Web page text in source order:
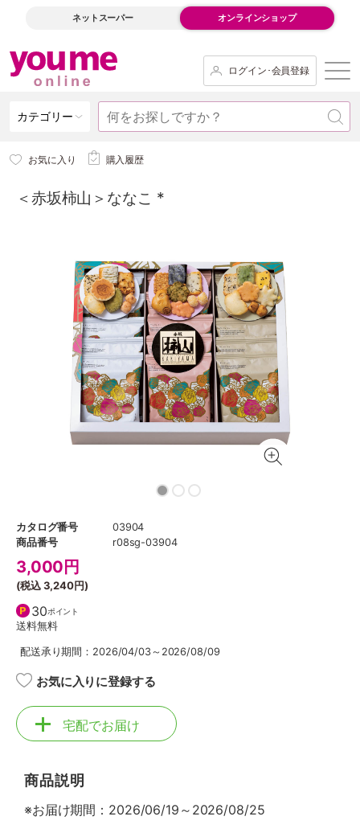
ネットスーパー オンラインショップ
ログイン･会員登録
カテゴリー
お気に入り 購入履歴
＜赤坂柿山＞ななこ *
カタログ番号
03904
商品番号
r08sg-03904
3,000 円
(税込3,240円)
30ポイント
送料無料
配送承り期間：2026/04/03～2026/08/09
お気に入りに登録する
宅配でお届け
商品説明
※お届け期間：2026/06/19～2026/08/25